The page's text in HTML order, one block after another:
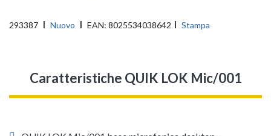
293387 Nuovo EAN: 8025534038642 Stampa
Caratteristiche QUIK LOK Mic/001